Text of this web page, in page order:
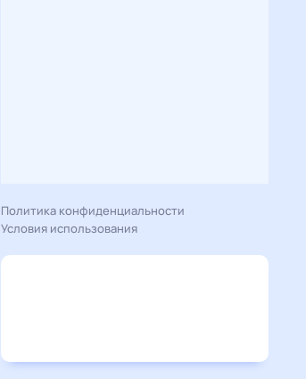
Политика конфиденциальности
Условия использования